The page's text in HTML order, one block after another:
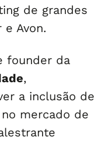
de grandes
Avon.
founder da
,
a inclusão de
mercado de